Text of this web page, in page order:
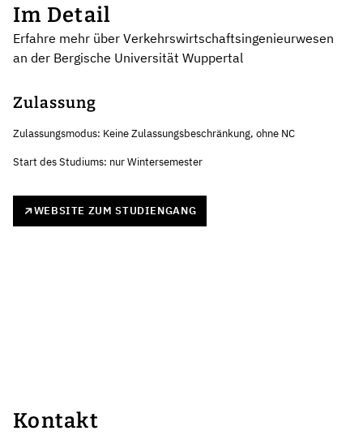
Im Detail
Erfahre mehr über Verkehrswirtschaftsingenieurwesen
an der Bergische Universität Wuppertal
Zulassung
Zulassungsmodus: Keine Zulassungsbeschränkung, ohne NC
Start des Studiums: nur Wintersemester
WEBSITE ZUM STUDIENGANG
Kontakt